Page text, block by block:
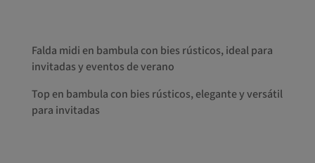
Falda midi en bambula con bies rústicos, ideal para
invitadas y eventos de verano
Top en bambula con bies rústicos, elegante y versátil
para invitadas